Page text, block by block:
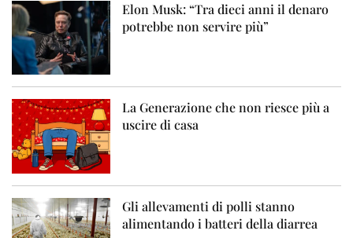
Elon Musk: “Tra dieci anni il denaro
potrebbe non servire più”
La Generazione che non riesce più a
uscire di casa
Gli allevamenti di polli stanno
alimentando i batteri della diarrea